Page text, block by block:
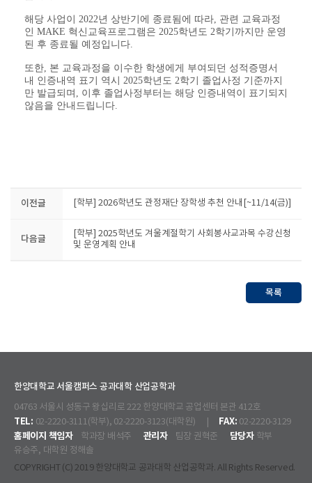
해당 사업이 2022년 상반기에 종료됨에 따라, 관련 교육과정
인 MAKE 혁신교육프로그램은 2025학년도 2학기까지만 운영
된 후 종료될 예정입니다.
또한, 본 교육과정을 이수한 학생에게 부여되던 성적증명서
내 인증내역 표기 역시 2025학년도 2학기 졸업사정 기준까지
만 발급되며, 이후 졸업사정부터는 해당 인증내역이 표기되지
않음을 안내드립니다.
이전글 [학부] 2026학년도 관정재단 장학생 추천 안내[~11/14(금)]
다음글
[학부] 2025학년도 겨울계절학기 사회봉사교과목 수강신청
및 운영계획 안내
목록
한양대학교 서울캠퍼스 공과대학 산업공학과
04763 서울시 성동구 왕십리로 222 한양대학교 공업센터 본관 412호
TEL: 02-2220-3111(학부), 02-2220-3123(대학원) | FAX: 02-2220-3129
홈페이지 책임자 학과장 배석주 관리자 팀장 권혁준 담당자학부
유승주, 대학원 정해솔
COPYRIGHT (C) 2019 한양대학교 공과대학 산업공학과. All Rights Reserved.